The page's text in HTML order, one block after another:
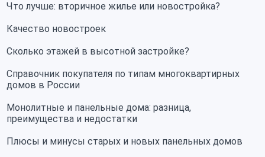
Что лучше: вторичное жилье или новостройка?
Качество новостроек
Сколько этажей в высотной застройке?
Справочник покупателя по типам многоквартирных
домов в России
Монолитные и панельные дома: разница,
преимущества и недостатки
Плюсы и минусы старых и новых панельных домов